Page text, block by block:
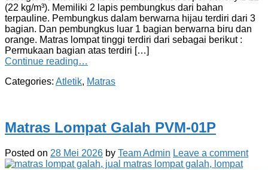
(22 kg/m³). Memiliki 2 lapis pembungkus dari bahan
terpauline. Pembungkus dalam berwarna hijau terdiri dari 3
bagian. Dan pembungkus luar 1 bagian berwarna biru dan
orange. Matras lompat tinggi terdiri dari sebagai berikut :
Permukaan bagian atas terdiri […]
Continue reading…
Categories: Atletik, Matras
Matras Lompat Galah PVM-01P
Posted on 28 Mei 2026 by Team Admin Leave a comment